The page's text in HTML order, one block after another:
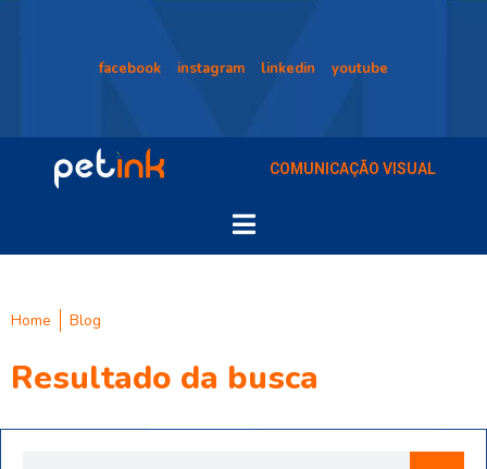
facebook instagram linkedin youtube
COMUNICAÇÃO VISUAL
Home Blog
Resultado da busca